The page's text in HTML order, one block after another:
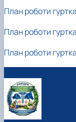
План роботи
План роботи
План роботи